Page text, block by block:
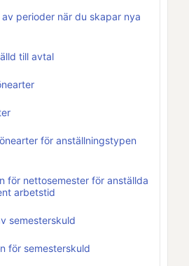
perioder när du skapar nya
till avtal
för anställningstypen
för nettosemester för anställda
arbetstid
semesterskuld
för semesterskuld